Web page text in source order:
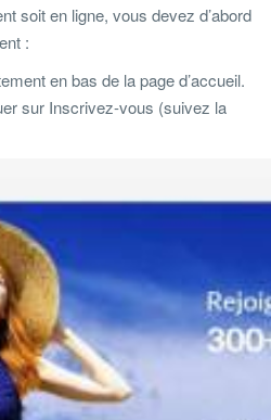
soit en ligne, vous devez d’abord
:
en bas de la page d’accueil.
sur Inscrivez-vous (suivez la